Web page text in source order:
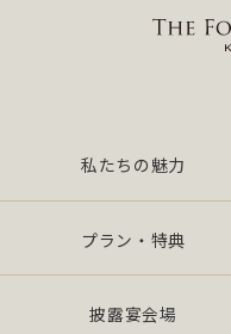
（2）互助会掛金の
（3）少額短期保険
また、当社は特定
に必要な範囲を超え
用）を行いません。
人情報保護マネジメ
私たちの魅力
プラン・特典
披露宴会場